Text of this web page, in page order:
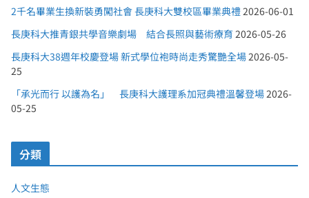
2千名畢業生換新裝勇闖社會 長庚科大雙校區畢業典禮2026-06-01
長庚科大推青銀共學音樂劇場 結合長照與藝術療育 2026-05-26
長庚科大38週年校慶登場 新式學位袍時尚走秀驚艷全場2026-05-
25
「承光而行 以護為名」 長庚科大護理系加冠典禮溫馨登場2026-
05-25
分類
人文生態